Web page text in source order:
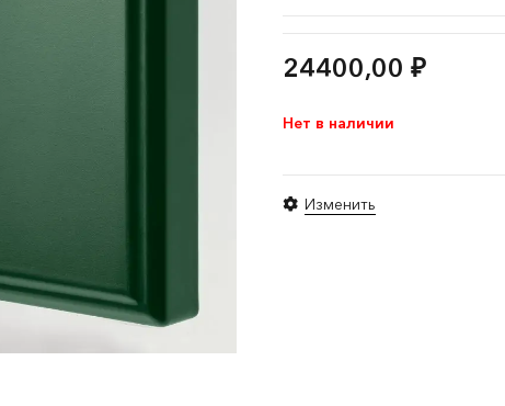
24400,00 ₽
Нет в наличии
Изменить